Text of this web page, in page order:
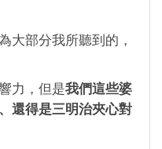
大部分我所聽到的，
力，但是我們這些婆
還得是三明治夾心對